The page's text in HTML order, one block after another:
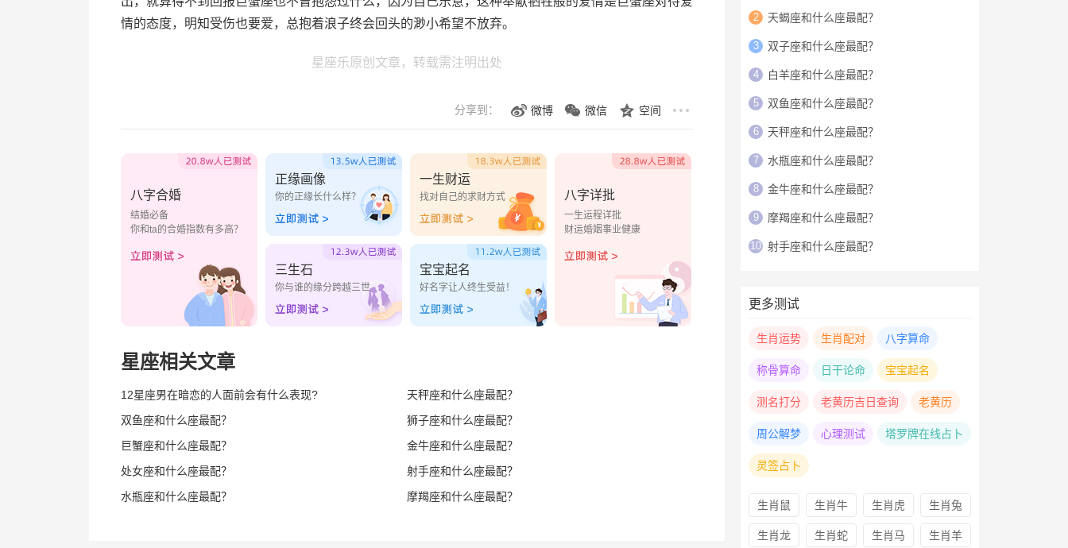
情的态度，明知受伤也要爱，总抱着浪子终会回头的渺小希望不放弃。
星座乐原创文章，转载需注明出处
分享到： 微博 微信 空间
八字合婚
结婚必备
你和ta的合婚指数有多高？
正缘画像
你的正缘长什么样？
一生财运
找对自己的求财方式
三生石
你与谁的缘分跨越三世
宝宝起名
好名字让人终生受益！
八字详批
一生运程详批
财运婚姻事业健康
星座相关文章
12星座男在暗恋的人面前会有什么表现?
天秤座和什么座最配？
双鱼座和什么座最配？
狮子座和什么座最配？
巨蟹座和什么座最配？
金牛座和什么座最配？
处女座和什么座最配？
射手座和什么座最配？
水瓶座和什么座最配？
摩羯座和什么座最配？
2 天蝎座和什么座最配？
3 双子座和什么座最配？
4 白羊座和什么座最配？
5 双鱼座和什么座最配？
6 天秤座和什么座最配？
7 水瓶座和什么座最配？
8 金牛座和什么座最配？
9 摩羯座和什么座最配？
10 射手座和什么座最配？
更多测试
生肖运势 生肖配对 八字算命
称骨算命 日干论命 宝宝起名
测名打分 老黄历吉日查询 老黄历
周公解梦 心理测试 塔罗牌在线占卜
灵签占卜
生肖鼠 生肖牛 生肖虎 生肖兔
生肖龙 生肖蛇 生肖马 生肖羊